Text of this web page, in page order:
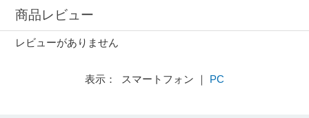
商品レビュー
レビューがありません
表示： スマートフォン ｜ PC